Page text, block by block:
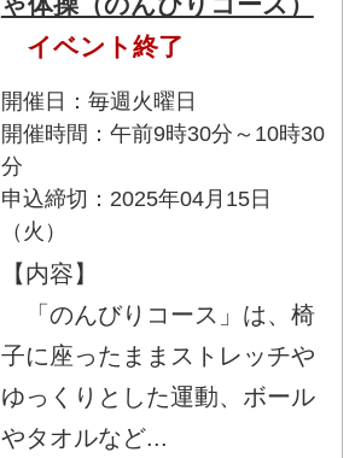
イベント終了
開催日：毎週火曜日
開催時間：午前9時30分～10時30
分
申込締切：2025年04月15日
（火）
【内容】
「のんびりコース」は、椅
子に座ったままストレッチや
ゆっくりとした運動、ボール
やタオルなど...